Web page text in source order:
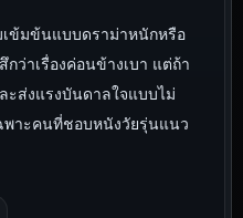
เข้มข้นแบบดราม่าหนักหรือ
ว่าเรื่องค่อนข้างเบา แต่ถ้า
ะส่งแรงบันดาลใจแบบไม่
พาะคนที่ชอบหนังวัยรุ่นแนว